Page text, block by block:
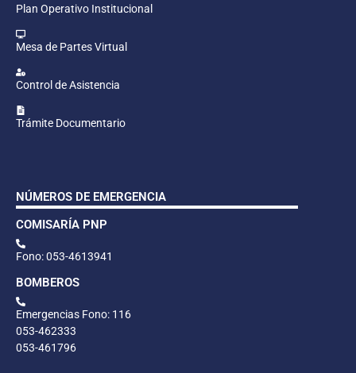
Plan Operativo Institucional
Mesa de Partes Virtual
Control de Asistencia
Trámite Documentario
NÚMEROS DE EMERGENCIA
COMISARÍA PNP
Fono: 053-4613941
BOMBEROS
Emergencias Fono: 116
053-462333
053-461796